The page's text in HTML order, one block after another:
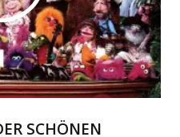
SCHÖNEN